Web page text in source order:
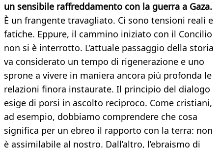
un sensibile raffreddamento con la guerra a Gaza.
È un frangente travagliato. Ci sono tensioni reali e
fatiche. Eppure, il cammino iniziato con il Concilio
non si è interrotto. L’attuale passaggio della storia
va considerato un tempo di rigenerazione e uno
sprone a vivere in maniera ancora più profonda le
relazioni finora instaurate. Il principio del dialogo
esige di porsi in ascolto reciproco. Come cristiani,
ad esempio, dobbiamo comprendere che cosa
significa per un ebreo il rapporto con la terra: non
è assimilabile al nostro. Dall’altro, l’ebraismo di